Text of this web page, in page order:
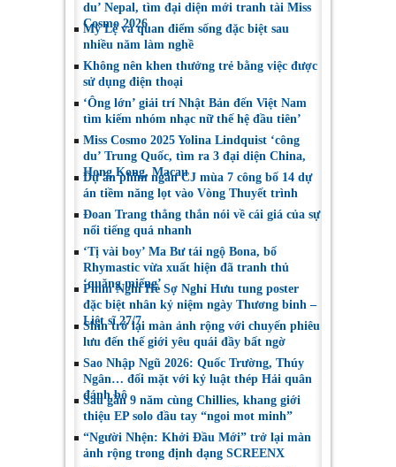
du’ Nepal, tìm đại diện mới tranh tài Miss
Cosmo 2026
Mỹ Lệ và quan điểm sống đặc biệt sau
nhiều năm làm nghề
Không nên khen thưởng trẻ bằng việc được
sử dụng điện thoại
‘Ông lớn’ giải trí Nhật Bản đến Việt Nam
tìm kiếm nhóm nhạc nữ thế hệ đầu tiên’
Miss Cosmo 2025 Yolina Lindquist ‘công
du’ Trung Quốc, tìm ra 3 đại diện China,
Hong Kong, Macau
Dự án phim ngắn CJ mùa 7 công bố 14 dự
án tiềm năng lọt vào Vòng Thuyết trình
Đoan Trang thẳng thắn nói về cái giá của sự
nổi tiếng quá nhanh
‘Tị vài boy’ Ma Bư tái ngộ Bona, bố
Rhymastic vừa xuất hiện đã tranh thủ
‘quăng miếng’
Phim Nghỉ Hè Sợ Nghỉ Hưu tung poster
đặc biệt nhân kỷ niệm ngày Thương binh –
Liệt sĩ 27/7
Shin trở lại màn ảnh rộng với chuyến phiêu
lưu đến thế giới yêu quái đầy bất ngờ
Sao Nhập Ngũ 2026: Quốc Trường, Thúy
Ngân… đối mặt với kỷ luật thép Hải quân
đánh bộ
Sau gần 9 năm cùng Chillies, khang giới
thiệu EP solo đầu tay “ngoi mot minh”
“Người Nhện: Khởi Đầu Mới” trở lại màn
ảnh rộng trong định dạng SCREENX